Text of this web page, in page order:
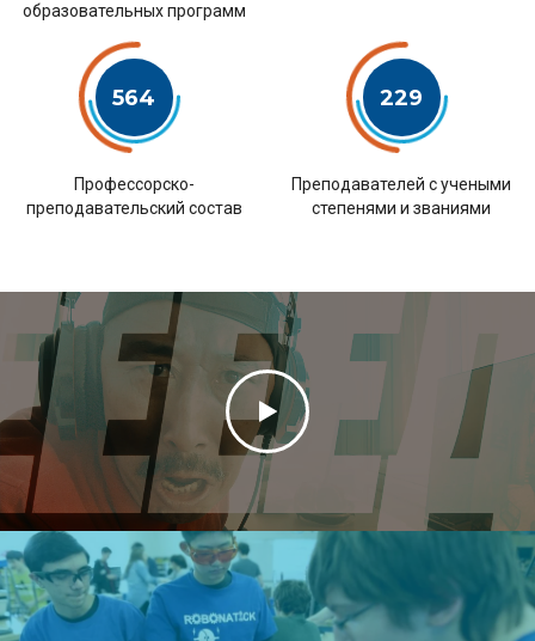
образовательных программ
564
Профессорско-
преподавательский состав
229
Преподавателей с учеными
степенями и званиями